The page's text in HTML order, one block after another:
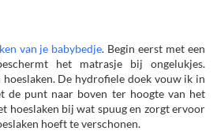
van je babybedje. Begin eerst met een
het matrasje bij ongelukjes.
De hydrofiele doek vouw ik in
de punt naar boven ter hoogte van het
hoeslaken bij wat spuug en zorgt ervoor
hoeft te verschonen.